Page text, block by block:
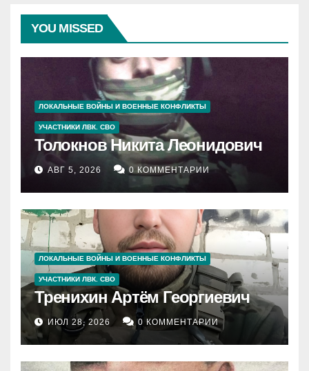
YOU MISSED
ЛОКАЛЬНЫЕ ВОЙНЫ И ВОЕННЫЕ КОНФЛИКТЫ
УЧАСТНИКИ ЛВК. СВО
Толокнов Никита Леонидович
АВГ 5, 2026 0 КОММЕНТАРИИ
ЛОКАЛЬНЫЕ ВОЙНЫ И ВОЕННЫЕ КОНФЛИКТЫ
УЧАСТНИКИ ЛВК. СВО
Тренихин Артём Георгиевич
ИЮЛ 28, 2026 0 КОММЕНТАРИИ